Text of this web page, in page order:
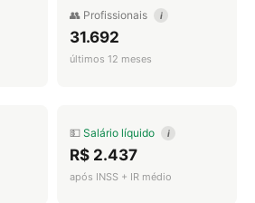
👥 Profissionais i
31.692
últimos 12 meses
💵 Salário líquido i
R$ 2.437
após INSS + IR médio